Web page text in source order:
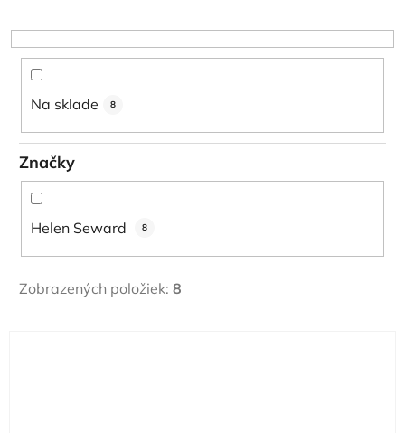
r
o
o
Na sklade 8
Značky
Helen Seward 8
Zobrazených položiek: 8